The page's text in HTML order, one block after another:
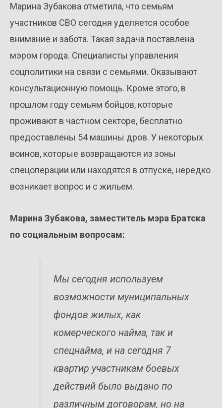
Марина Зубакова отметила, что семьям
участников СВО сегодня уделяется особое
внимание и забота. Такая задача поставлена
мэром города. Специалисты управления
соцполитики на связи с семьями. Оказывают
консультационную помощь. Кроме этого, в
прошлом году семьям бойцов, которые
проживают в частном секторе, бесплатно
предоставлены 54 машины дров. У некоторых
воинов, которые возвращаются из зоны
спецоперации или находятся в отпуске, нередко
возникает вопрос и с жильем.
Марина Зубакова, заместитель мэра Братска
по социальным вопросам:
Мы сегодня используем
возможности муниципальных
фондов жилых, как
комерческого найма, так и
спецнайма, и на сегодня 7
квартир участникам боевых
действий было выдано по
различным договорам, но на